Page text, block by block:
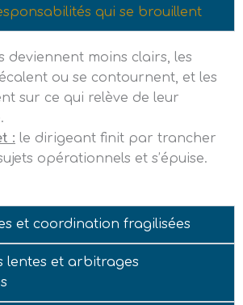
qui se brouillent
deviennent moins clairs, les
ou se contournent, et les
sur ce qui relève de leur
: le dirigeant finit par trancher
opérationnels et s’épuise.
et coordination fragilisées
lentes et arbitrages